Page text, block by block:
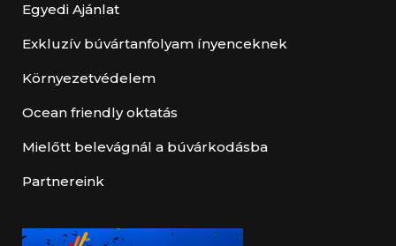
Egyedi Ajánlat
Exkluzív búvártanfolyam ínyenceknek
Környezetvédelem
Ocean friendly oktatás
Mielőtt belevágnál a búvárkodásba
Partnereink